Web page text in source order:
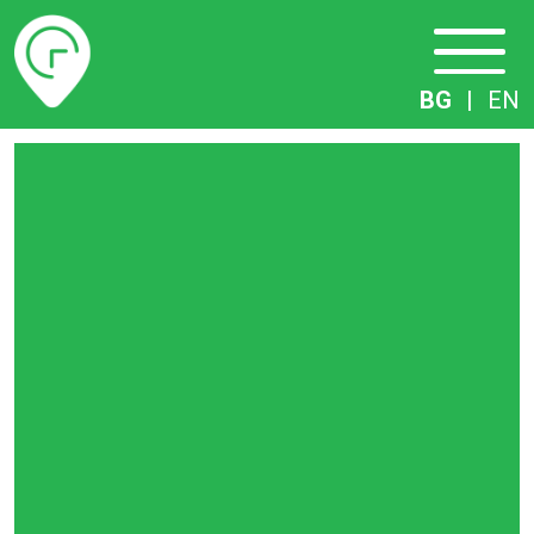
Разписание
BG | EN